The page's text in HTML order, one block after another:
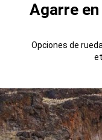
Agarre
Opciones de